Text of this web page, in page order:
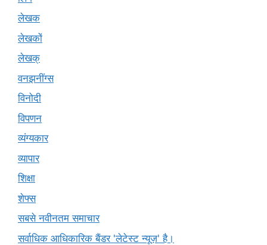
लेखक
लेखकों
लेखक्
वनझनींग्स
विनोदी
विपणन
व्यंग्यकार
व्यापार
शिक्षा
शेफ्स
सबसे नवीनतम समाचार
सर्वाधिक आधिकारिक बैंडर 'लेटेस्ट न्यूज़' है।